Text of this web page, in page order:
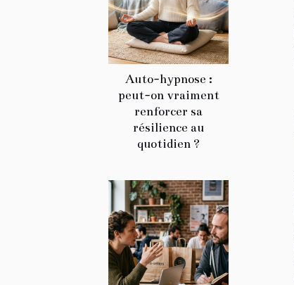
Auto-hypnose :
peut-on vraiment
renforcer sa
résilience au
quotidien ?